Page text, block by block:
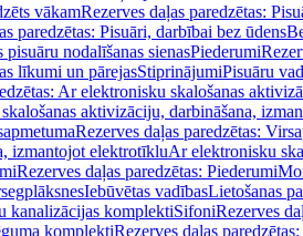
vākamRezerves daļas paredzētas:
paredzētas: Pisuāri, darbībai bez ūdens
nodalīšanas sienasPiederumi
līkumi un pārejasStiprinājumiPisuāru
Ar elektronisku skalošanas
aktivizāciju, darbināšana,
Rezerves daļas paredzētas:
izmantojot elektrotīkluAr elektronisku
Rezerves daļas paredzētas: Piederumi
Iebūvētas vadībasLietošanas
kanalizācijas komplektiSifoniRezerves
komplektiRezerves daļas